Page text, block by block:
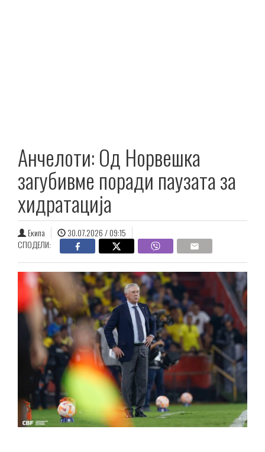
Анчелоти: Од Норвешка
загубивме поради паузата за
хидратација
Екипа
30.07.2026 / 09:15
СПОДЕЛИ: